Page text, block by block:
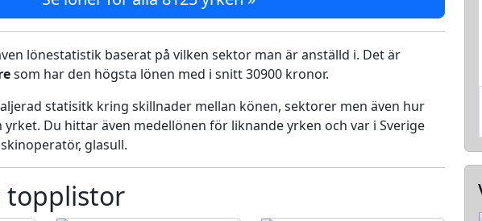
lönestatistik baserat på vilken sektor man är anställd i. Det är
som har den högsta lönen med i snitt 30900 kronor.
statisitk kring skillnader mellan könen, sektorer men även hur
Du hittar även medellönen för liknande yrken och var i Sverige
glasull.
topplistor